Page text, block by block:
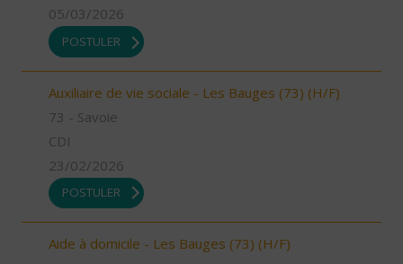
05/03/2026
POSTULER
Auxiliaire de vie sociale - Les Bauges (73) (H/F)
73 - Savoie
CDI
23/02/2026
POSTULER
Aide à domicile - Les Bauges (73) (H/F)